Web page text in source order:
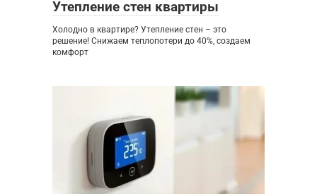
Утепление стен квартиры
Холодно в квартире? Утепление стен – это
решение! Снижаем теплопотери до 40%, создаем
комфорт